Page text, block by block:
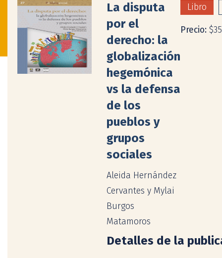
La disputa
por el
derecho: la
globalización
hegemónica
vs la defensa
de los
pueblos y
grupos
sociales
Aleida Hernández
Cervantes y Mylai
Burgos
Matamoros
Libro
Precio:
Detalles de la